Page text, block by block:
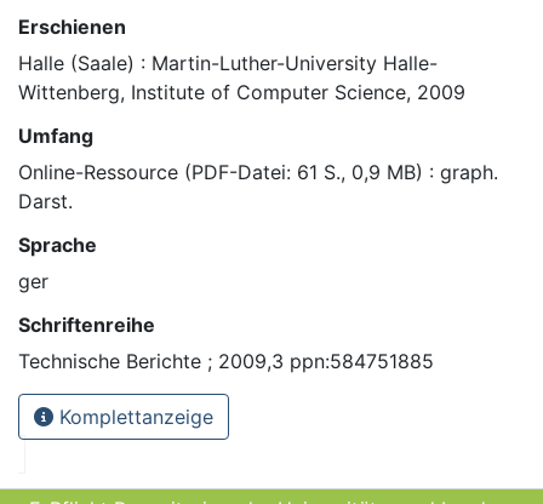
Erschienen
Halle (Saale) : Martin-Luther-University Halle-
Wittenberg, Institute of Computer Science, 2009
Umfang
Online-Ressource (PDF-Datei: 61 S., 0,9 MB) : graph.
Darst.
Sprache
ger
Schriftenreihe
Technische Berichte ; 2009,3 ppn:584751885
Komplettanzeige